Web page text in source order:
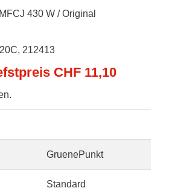
430 W / Original
212413
CHF 11,10
GruenePunkt
Standard